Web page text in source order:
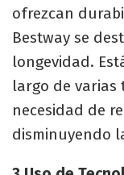
ofrezcan
Bestway se
longevidad.
largo de varias
necesidad de
disminuyendo